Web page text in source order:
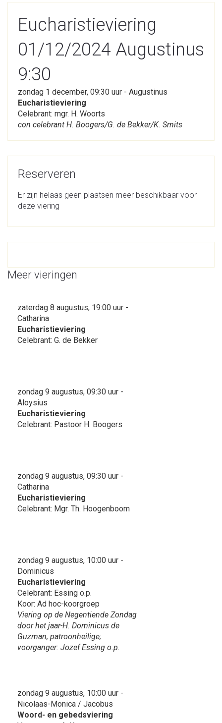
Eucharistieviering
01/12/2024 Augustinus
9:30
zondag 1 december, 09:30 uur - Augustinus
Eucharistieviering
Celebrant: mgr. H. Woorts
con celebrant H. Boogers/G. de Bekker/K. Smits
Reserveren
Er zijn helaas geen plaatsen meer beschikbaar voor
deze viering
Meer vieringen
zaterdag 8 augustus, 19:00 uur -
Catharina
Eucharistieviering
Celebrant: G. de Bekker
zondag 9 augustus, 09:30 uur -
Aloysius
Eucharistieviering
Celebrant: Pastoor H. Boogers
zondag 9 augustus, 09:30 uur -
Catharina
Eucharistieviering
Celebrant: Mgr. Th. Hoogenboom
zondag 9 augustus, 10:00 uur -
Dominicus
Eucharistieviering
Celebrant: Essing o.p.
Koor: Ad hoc-koorgroep
Viering op de Negentiende Zondag
door het jaar-H. Dominicus de
Guzman, patroonheilige;
voorganger: Jozef Essing o.p.
zondag 9 augustus, 10:00 uur -
Nicolaas-Monica / Jacobus
Woord- en gebedsviering